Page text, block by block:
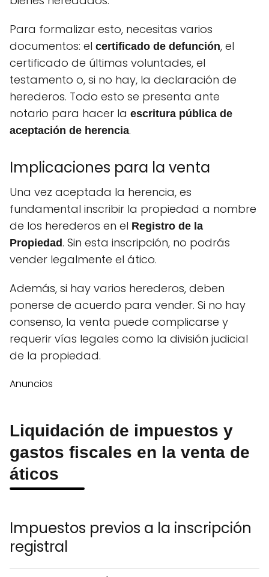
Para formalizar esto, necesitas varios
documentos: el certificado de defunción, el
certificado de últimas voluntades, el
testamento o, si no hay, la declaración de
herederos. Todo esto se presenta ante
notario para hacer la escritura pública de
aceptación de herencia.
Implicaciones para la venta
Una vez aceptada la herencia, es
fundamental inscribir la propiedad a nombre
de los herederos en el Registro de la
Propiedad. Sin esta inscripción, no podrás
vender legalmente el ático.
Además, si hay varios herederos, deben
ponerse de acuerdo para vender. Si no hay
consenso, la venta puede complicarse y
requerir vías legales como la división judicial
de la propiedad.
Anuncios
Liquidación de impuestos y
gastos fiscales en la venta de
áticos
Impuestos previos a la inscripción
registral